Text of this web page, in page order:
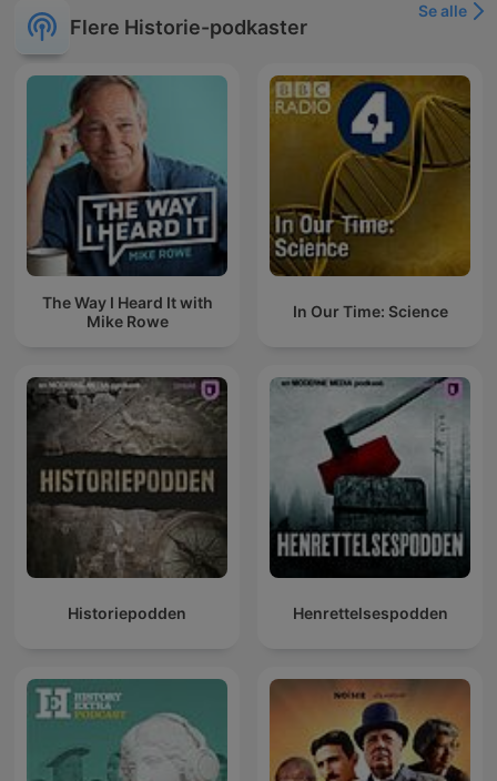
Flere Historie-podkaster
Se alle
The Way I Heard It with
Mike Rowe
In Our Time: Science
Historiepodden Henrettelsespodden